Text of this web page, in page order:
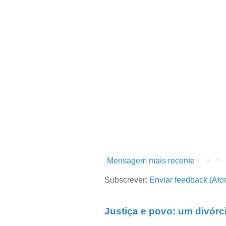
Mensagem mais recente
Subscrever: Enviar feedback
Justiça e povo: um